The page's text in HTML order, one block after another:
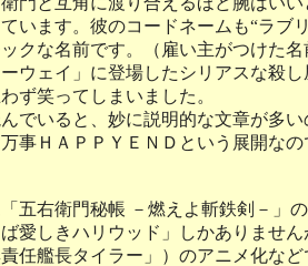
います。彼のコードネームも“ラブ
クな名前です。（雇い主がつけた
ウェイ」に登場したシリアスな殺
ず笑ってしまいました。
でいると、妙に説明的な文章が多
事ＨＡＰＰＹＥＮＤという展開な
五右衛門秘帳 －燃えよ斬鉄剣－」
愛しきハリウッド」しかありませ
任艦長タイラー」）のアニメ化な